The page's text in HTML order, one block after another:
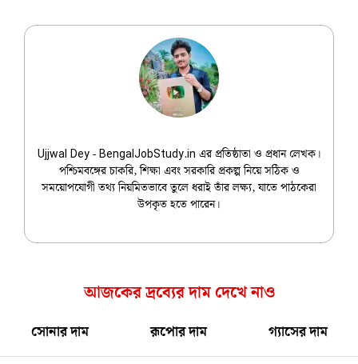
Ujjwal Dey - BengalJobStudy.in এর প্রতিষ্ঠাতা ও প্রধান লেখক।
পশ্চিমবঙ্গের চাকরি, শিক্ষা এবং সরকারি প্রকল্প নিয়ে সঠিক ও
সময়োপযোগী তথ্য নিয়মিতভাবে তুলে ধরাই তাঁর লক্ষ্য, যাতে পাঠকেরা
উপকৃত হতে পারেন।
আজকের দ্রব্যের দাম দেখে নাও
সোনার দাম রূপোর দাম গ্যাসের দাম